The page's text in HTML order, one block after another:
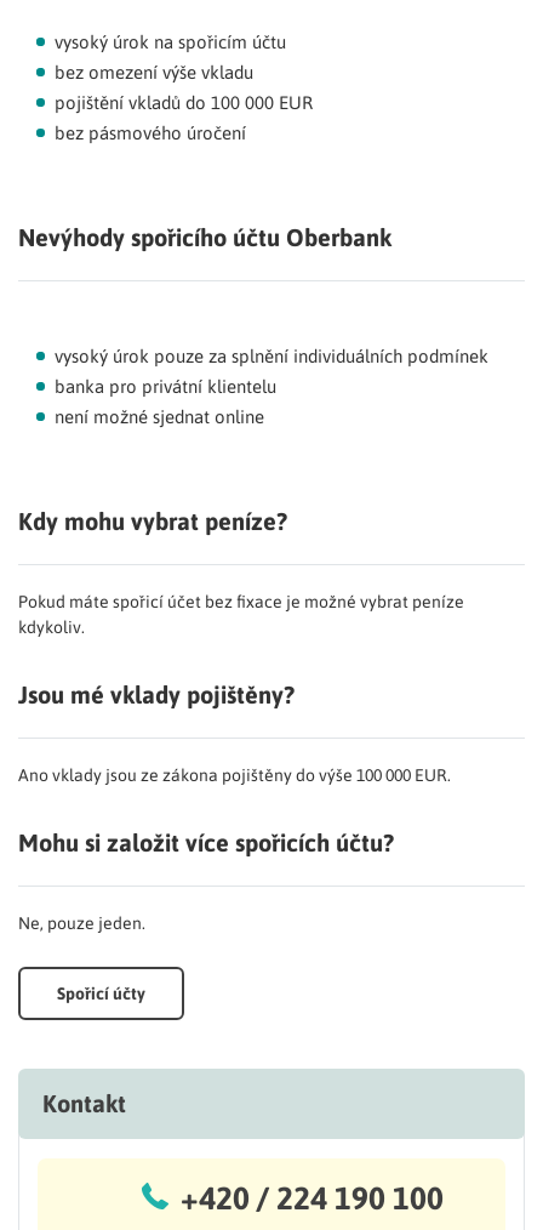
vysoký úrok na spořicím účtu
bez omezení výše vkladu
pojištění vkladů do 100 000 EUR
bez pásmového úročení
Nevýhody spořicího účtu Oberbank
vysoký úrok pouze za splnění individuálních podmínek
banka pro privátní klientelu
není možné sjednat online
Kdy mohu vybrat peníze?
Pokud máte spořicí účet bez fixace je možné vybrat peníze
kdykoliv.
Jsou mé vklady pojištěny?
Ano vklady jsou ze zákona pojištěny do výše 100 000 EUR.
Mohu si založit více spořicích účtu?
Ne, pouze jeden.
Spořicí účty
Kontakt
+420 / 224 190 100